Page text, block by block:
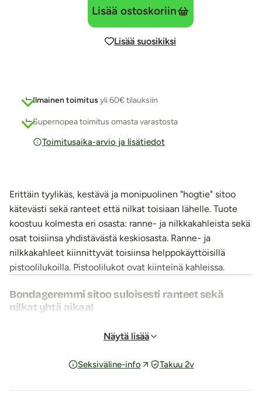
Lisää ostoskoriin
Lisää suosikiksi
Ilmainen toimitus yli 60€ tilauksiin
Supernopea toimitus omasta varastosta
Toimitusaika-arvio ja lisätiedot
Erittäin tyylikäs, kestävä ja monipuolinen "hogtie" sitoo
kätevästi sekä ranteet että nilkat toisiaan lähelle. Tuote
koostuu kolmesta eri osasta: ranne- ja nilkkakahleista sekä
osat toisiinsa yhdistävästä keskiosasta. Ranne- ja
nilkkakahleet kiinnittyvät toisiinsa helppokäyttöisillä
pistoolilukoilla. Pistoolilukot ovat kiinteinä kahleissa.
Bondageremmi sitoo suloisesti ranteet sekä
nilkat yhtä aikaa!
pronssinruskeaan vivahtava keinonahkapinta antaa
pehmeältä sekä hengittävältä pitkäkestoisissakin
Näytä lisää
Seksiväline-info Takuu 2v